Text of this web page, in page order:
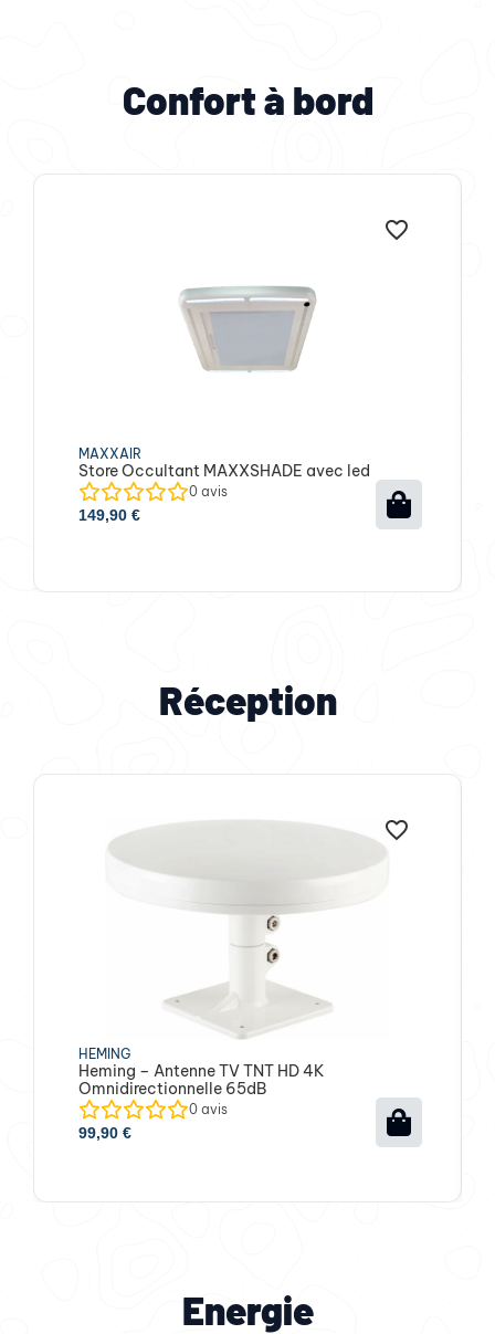
Confort à bord
MAXXAIR
Store Occultant MAXXSHADE avec led
0 avis
149,90 €
Réception
HEMING
Heming – Antenne TV TNT HD 4K
Omnidirectionnelle 65dB
0 avis
99,90 €
Energie